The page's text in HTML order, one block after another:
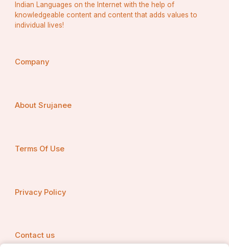
Indian Languages on the Internet with the help of
knowledgeable content and content that adds values to
individual lives!
Company
About Srujanee
Terms Of Use
Privacy Policy
Contact us